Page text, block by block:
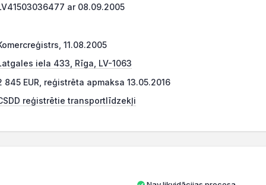
ar 08.09.2005
11.08.2005
iela 433, Rīga, LV-1063
845 EUR, reģistrēta apmaksa 13.05.2016
reģistrētie transportlīdzekļi